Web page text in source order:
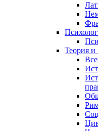
Теория и